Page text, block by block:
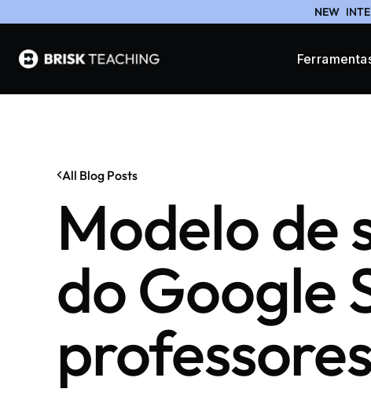
NEW
All Blog Posts
Modelo de
do Google
professores